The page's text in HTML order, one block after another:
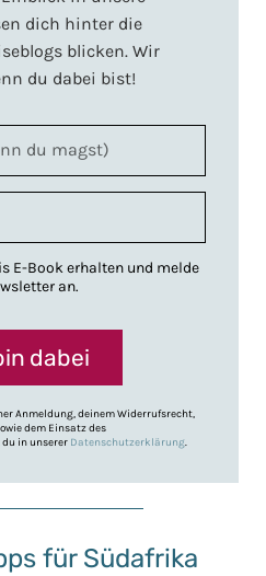
dich hinter die
blicken. Wir
du dabei bist!
E-Book erhalten und melde
an.
dabei
Anmeldung, deinem Widerrufsrecht,
dem Einsatz des
in unserer Datenschutzerklärung.
für Südafrika